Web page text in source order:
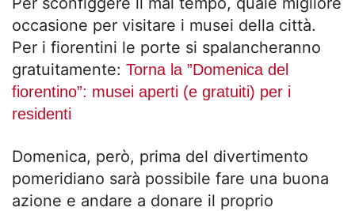
occasione per visitare i musei della città.
Per i fiorentini le porte si spalancheranno
gratuitamente: Torna la ”Domenica del
fiorentino”: musei aperti (e gratuiti) per i
residenti
Domenica, però, prima del divertimento
pomeridiano sarà possibile fare una buona
azione e andare a donare il proprio